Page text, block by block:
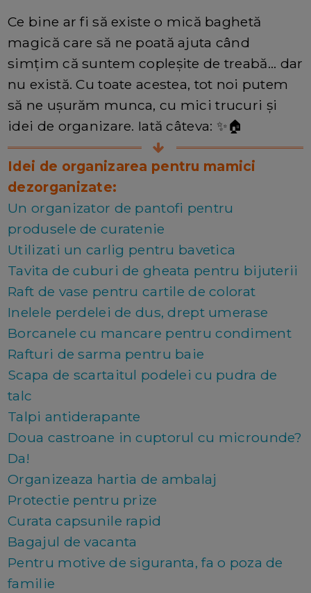
Ce bine ar fi să existe o mică baghetă
magică care să ne poată ajuta când
simțim că suntem copleșite de treabă... dar
nu există. Cu toate acestea, tot noi putem
să ne ușurăm munca, cu mici trucuri și
idei de organizare. Iată câteva: ✨🏠
Idei de organizarea pentru mamici
dezorganizate:
Un organizator de pantofi pentru
produsele de curatenie
Utilizati un carlig pentru bavetica
Tavita de cuburi de gheata pentru bijuterii
Raft de vase pentru cartile de colorat
Inelele perdelei de dus, drept umerase
Borcanele cu mancare pentru condiment
Rafturi de sarma pentru baie
Scapa de scartaitul podelei cu pudra de
talc
Talpi antiderapante
Doua castroane in cuptorul cu microunde?
Da!
Organizeaza hartia de ambalaj
Protectie pentru prize
Curata capsunile rapid
Bagajul de vacanta
Pentru motive de siguranta, fa o poza de
familie